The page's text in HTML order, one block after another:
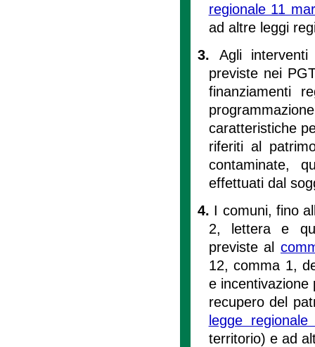
regionale 11
ad altre leggi
3. Agli
previste nei
finanziamenti
caratteristiche
riferiti al
contaminate,
effettuati dal
4. I comuni, fino
2, lettera e
previste al
12, comma 1,
e incentivazione
recupero del
legge
territorio) e ad